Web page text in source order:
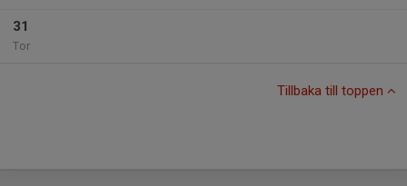
31
Tor
Tillbaka till toppen